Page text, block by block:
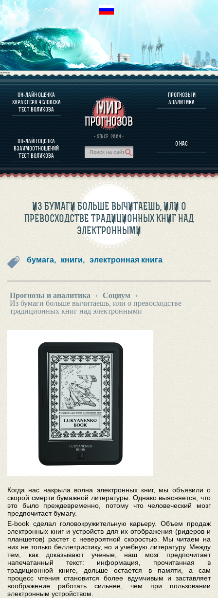
----
ОН-ЛАЙН ОЦЕНКА
ХАРАКТЕРА ЧЕЛОВЕКА
ТЕСТ ВОЛИКОВА
ОН-ЛАЙН ОЦЕНКА
ВЗАИМООТНОШЕНИЙ
ТЕСТ ВОЛИКОВА
· SINCE. 2004 ·
ПРОГНОЗЫ И
АНАЛИТИКА
О НАС
О ПРОГРАММЕ
ОЦЕНКА ХАРАКТЕРA ЧЕЛОВЕКА
ОЦЕНКА ХАРАКТЕРА ВЫДАЮЩИХСЯ ЛИЧНОСТЕЙ
О ПРОГРАММЕ
ПРОГНОЗЫ И АНАЛИТИКА
ИЗ БУМАГИ БОЛЬШЕ ВЫЧИТАЕШЬ, ИЛИ О
ПРЕВОСХОДСТВЕ ТРАДИЦИОННЫХ КНИГ НАД
ЭЛЕКТРОННЫМИ
бумага, книги, электронная книга
Прогнозы и аналитика › Социум
›
Из бумаги больше вычитаешь, или о превосходстве
традиционных книг над электронными
Когда нас накрыла волна электронных книг, мы объявили о
скорой смерти бумажной литературы. Однако выясняется, что
это было преждевременно, потому что человеческий мозг
предпочитает бумагу.
E-book сделал головокружительную карьеру. Объем продаж
электронных книг и устройств для их отображения (ридеров и
планшетов) растет с невероятной скоростью. Мы читаем на
них не только беллетристику, но и учебную литературу. Между
тем, как доказывают ученые, наш мозг предпочитает
напечатанный текст: информация, прочитанная в
традиционной книге, дольше остается в памяти, а сам
процесс чтения становится более вдумчивым и заставляет
воображение работать сильнее, чем при пользовании
электронным устройством.